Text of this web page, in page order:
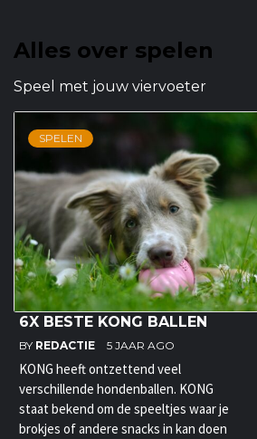
Alles over spelen
Speel met jouw viervoeter
SPELEN
6X BESTE KONG BALLEN
BY REDACTIE 5 JAAR AGO
KONG heeft ontzettend veel
verschillende hondenballen. KONG
staat bekend om de speeltjes waar je
brokjes of andere snacks in kan doen